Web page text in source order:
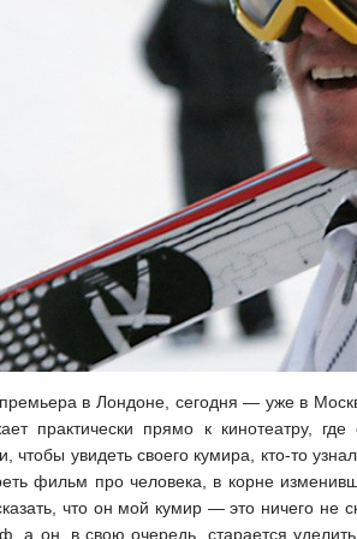
в Лондоне, сегодня — уже в
практически прямо к кинотеатру,
чтобы увидеть своего кумира, кто-то
фильм про человека, в корне
что он мой кумир — это ничего не
а он, в свою очередь, старается